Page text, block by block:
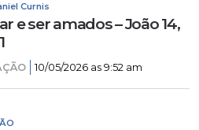
Curnis
e ser amados – João 14,
10/05/2026 as 9:52 am